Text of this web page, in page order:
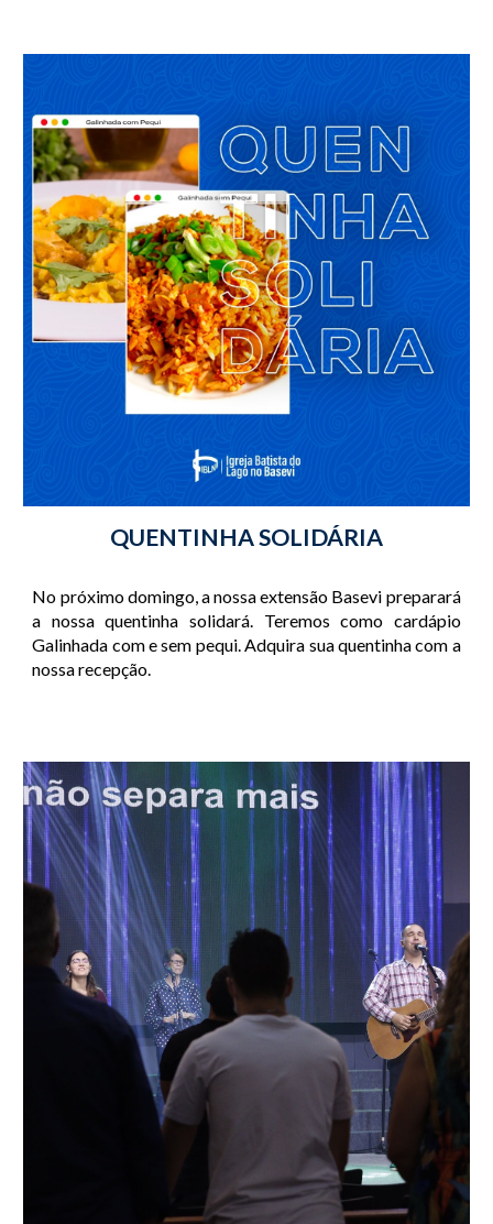
QUENTINHA SOLIDÁRIA
No próximo domingo, a nossa extensão Basevi preparará
a nossa quentinha solidará. Teremos como cardápio
Galinhada com e sem pequi. Adquira sua quentinha com a
nossa recepção.